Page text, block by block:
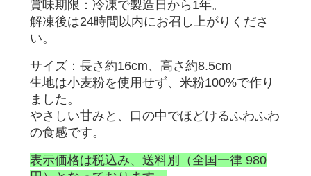
賞味期限：冷凍で製造日から1年。
解凍後は24時間以内にお召し上がりくださ
い。
サイズ：長さ約16cm、高さ約8.5cm
生地は小麦粉を使用せず、米粉100%で作り
ました。
やさしい甘みと、口の中でほどけるふわふわ
の食感です。
表示価格は税込み、送料別（全国一律 980